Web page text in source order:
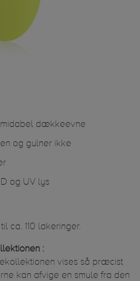
dækkeevne
og gulner ikke
og UV lys
ca. 110 lakeringer.
:
vises så præcist
kan afvige en smule fra den